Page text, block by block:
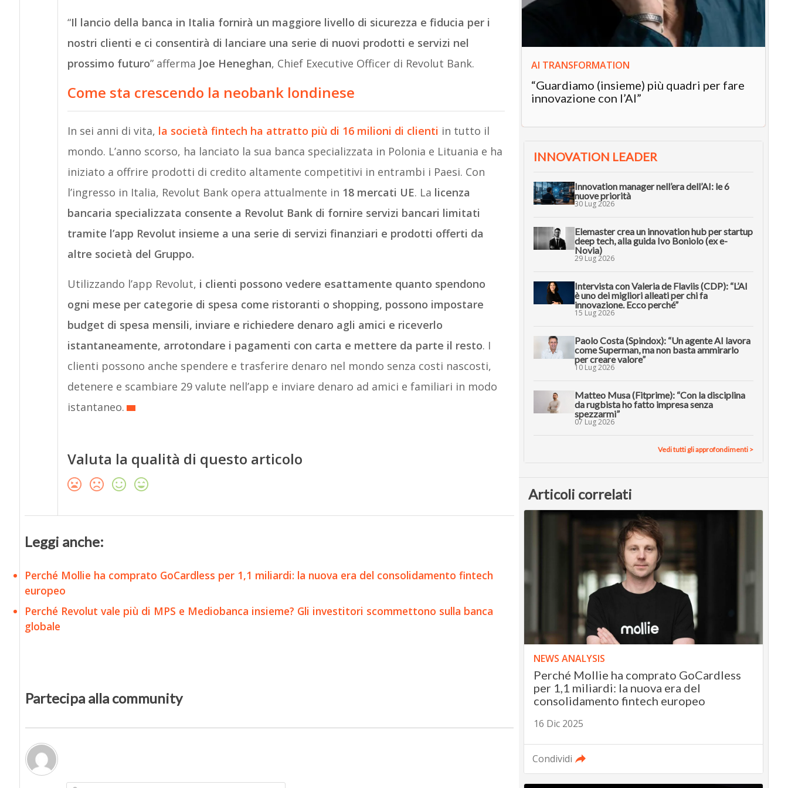
“Il lancio della banca in Italia fornirà un maggiore livello di sicurezza e fiducia per i
nostri clienti e ci consentirà di lanciare una serie di nuovi prodotti e servizi nel
prossimo futuro” afferma Joe Heneghan, Chief Executive Officer di Revolut Bank.
Come sta crescendo la neobank londinese
In sei anni di vita, la società fintech ha attratto più di 16 milioni di clienti in tutto il
mondo. L’anno scorso, ha lanciato la sua banca specializzata in Polonia e Lituania e ha
iniziato a offrire prodotti di credito altamente competitivi in entrambi i Paesi. Con
l’ingresso in Italia, Revolut Bank opera attualmente in 18 mercati UE. La licenza
bancaria specializzata consente a Revolut Bank di fornire servizi bancari limitati
tramite l’app Revolut insieme a una serie di servizi finanziari e prodotti offerti da
altre società del Gruppo.
Utilizzando l’app Revolut, i clienti possono vedere esattamente quanto spendono
ogni mese per categorie di spesa come ristoranti o shopping, possono impostare
budget di spesa mensili, inviare e richiedere denaro agli amici e riceverlo
istantaneamente, arrotondare i pagamenti con carta e mettere da parte il resto. I
clienti possono anche spendere e trasferire denaro nel mondo senza costi nascosti,
detenere e scambiare 29 valute nell’app e inviare denaro ad amici e familiari in modo
istantaneo.
Valuta la qualità di questo articolo
Leggi anche:
Perché Mollie ha comprato GoCardless per 1,1 miliardi: la nuova era del consolidamento fintech
europeo
Perché Revolut vale più di MPS e Mediobanca insieme? Gli investitori scommettono sulla banca
globale
Partecipa alla community
Nome
AI TRANSFORMATION
“Guardiamo (insieme) più quadri per fare
innovazione con l’AI”
INNOVATION LEADER
Innovation manager nell’era dell’AI: le 6
nuove priorità
30 Lug 2026
Elemaster crea un innovation hub per startup
deep tech, alla guida Ivo Boniolo (ex e-
Novia)
29 Lug 2026
Intervista con Valeria de Flaviis (CDP): “L’AI
è uno dei migliori alleati per chi fa
innovazione. Ecco perché”
15 Lug 2026
Paolo Costa (Spindox): “Un agente AI lavora
come Superman, ma non basta ammirarlo
per creare valore”
10 Lug 2026
Matteo Musa (Fitprime): “Con la disciplina
da rugbista ho fatto impresa senza
spezzarmi”
07 Lug 2026
Vedi tutti gli approfondimenti >
Articoli correlati
NEWS ANALYSIS
Perché Mollie ha comprato GoCardless
per 1,1 miliardi: la nuova era del
consolidamento fintech europeo
16 Dic 2025
Condividi